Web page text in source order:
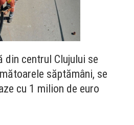
centrul Clujului se
săptămâni, se
cu 1 milion de euro